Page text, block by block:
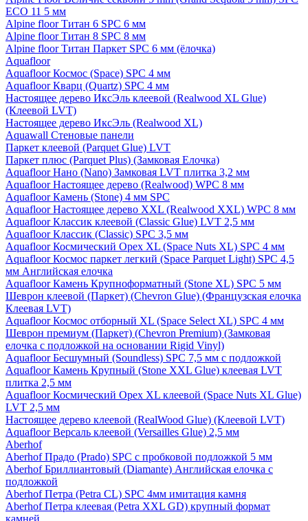
ECO 11 5 мм
Alpine floor Титан 6 SPC 6 мм
Alpine floor Титан 8 SPC 8 мм
Alpine floor Титан Паркет SPC 6 мм (ёлочка)
Aquafloor
Aquafloor Космос (Space) SPC 4 мм
Aquafloor Кварц (Quartz) SPC 4 мм
Настоящее дерево ИксЭль клеевой (Realwood XL Glue)
(Клеевой LVT)
Настоящее дерево ИксЭль (Realwood XL)
Aquawall Стеновые панели
Паркет клеевой (Parquet Glue) LVT
Паркет плюс (Parquet Plus) (Замковая Елочка)
Aquafloor Нано (Nano) Замковая LVT плитка 3,2 мм
Aquafloor Настоящее дерево (Realwood) WPC 8 мм
Aquafloor Камень (Stone) 4 мм SPC
Aquafloor Настоящее дерево XXL (Realwood XXL) WPC 8 мм
Aquafloor Классик клеевой (Classic Glue) LVT 2,5 мм
Aquafloor Классик (Classic) SPC 3,5 мм
Aquafloor Космический Орех XL (Space Nuts XL) SPC 4 мм
Aquafloor Космос паркет легкий (Space Parquet Light) SPC 4,5
мм Английская елочка
Aquafloor Камень Крупноформатный (Stone XL) SPC 5 мм
Шеврон клеевой (Паркет) (Chevron Glue) (Французская елочка
Клеевая LVT)
Aquafloor Космос отборный XL (Space Select XL) SPC 4 мм
Шеврон премиум (Паркет) (Chevron Premium) (Замковая
елочка с подложкой на основании Rigid Vinyl)
Aquafloor Бесшумный (Soundless) SPC 7,5 мм с подложкой
Aquafloor Камень Крупный (Stone XXL Glue) клеевая LVT
плитка 2,5 мм
Aquafloor Космический Орех XL клеевой (Space Nuts XL Glue)
LVT 2,5 мм
Настоящее дерево клеевой (RealWood Glue) (Клеевой LVT)
Aquafloor Версаль клеевой (Versailles Glue) 2,5 мм
Aberhof
Aberhof Прадо (Prado) SPC с пробковой подложкой 5 мм
Aberhof Бриллиантовый (Diamante) Английская елочка с
подложкой
Aberhof Петра (Petra CL) SPC 4мм имитация камня
Aberhof Петра клеевая (Petra XXL GD) крупный формат
камней